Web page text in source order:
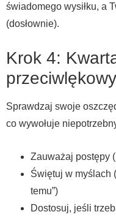
świadomego wysiłku, a
(dosłownie).
Krok 4:
przeciwlękowy
Sprawdzaj swoje
co wywołuje
Zauważaj postępy
Świętuj w myślach
temu”)
Dostosuj, jeśli